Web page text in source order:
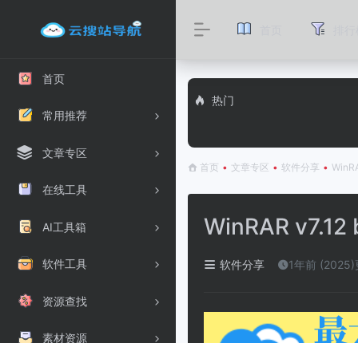
首页
常用推荐
文章专区
在线工具
AI工具箱
软件工具
资源查找
素材资源
热门
首页 • 文章专区 • 软件分享 •
WinRAR v7.12
软件分享 1年前 (2025)